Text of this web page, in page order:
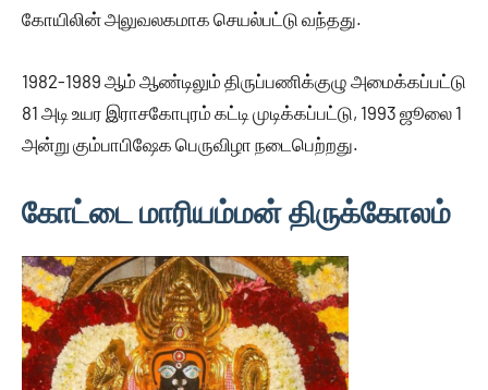
கோயிலின் அலுவலகமாக செயல்பட்டு வந்தது.
1982-1989 ஆம் ஆண்டிலும் திருப்பணிக்குழு அமைக்கப்பட்டு
81 அடி உயர இராசகோபுரம் கட்டி முடிக்கப்பட்டு, 1993 ஜூலை 1
அன்று கும்பாபிஷேக பெருவிழா நடைபெற்றது.
கோட்டை மாரியம்மன் திருக்கோலம்